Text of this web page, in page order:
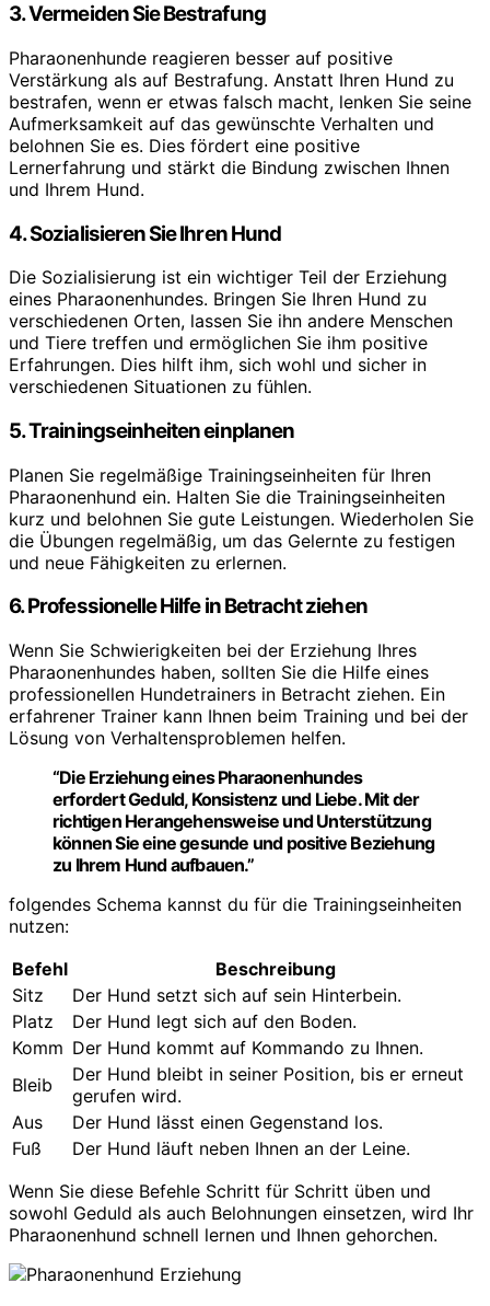
3. Vermeiden Sie Bestrafung
Pharaonenhunde reagieren besser auf positive
Verstärkung als auf Bestrafung. Anstatt Ihren Hund zu
bestrafen, wenn er etwas falsch macht, lenken Sie seine
Aufmerksamkeit auf das gewünschte Verhalten und
belohnen Sie es. Dies fördert eine positive
Lernerfahrung und stärkt die Bindung zwischen Ihnen
und Ihrem Hund.
4. Sozialisieren Sie Ihren Hund
Die Sozialisierung ist ein wichtiger Teil der Erziehung
eines Pharaonenhundes. Bringen Sie Ihren Hund zu
verschiedenen Orten, lassen Sie ihn andere Menschen
und Tiere treffen und ermöglichen Sie ihm positive
Erfahrungen. Dies hilft ihm, sich wohl und sicher in
verschiedenen Situationen zu fühlen.
5. Trainingseinheiten einplanen
Planen Sie regelmäßige Trainingseinheiten für Ihren
Pharaonenhund ein. Halten Sie die Trainingseinheiten
kurz und belohnen Sie gute Leistungen. Wiederholen Sie
die Übungen regelmäßig, um das Gelernte zu festigen
und neue Fähigkeiten zu erlernen.
6. Professionelle Hilfe in Betracht ziehen
Wenn Sie Schwierigkeiten bei der Erziehung Ihres
Pharaonenhundes haben, sollten Sie die Hilfe eines
professionellen Hundetrainers in Betracht ziehen. Ein
erfahrener Trainer kann Ihnen beim Training und bei der
Lösung von Verhaltensproblemen helfen.
“Die Erziehung eines Pharaonenhundes
erfordert Geduld, Konsistenz und Liebe. Mit der
richtigen Herangehensweise und Unterstützung
können Sie eine gesunde und positive Beziehung
zu Ihrem Hund aufbauen.”
folgendes Schema kannst du für die Trainingseinheiten
nutzen:
Befehl
Beschreibung
Sitz
Der Hund setzt sich auf sein Hinterbein.
Platz
Der Hund legt sich auf den Boden.
Komm Der Hund kommt auf Kommando zu Ihnen.
Bleib
Der Hund bleibt in seiner Position, bis er erneut
gerufen wird.
Aus
Der Hund lässt einen Gegenstand los.
Fuß
Der Hund läuft neben Ihnen an der Leine.
Wenn Sie diese Befehle Schritt für Schritt üben und
sowohl Geduld als auch Belohnungen einsetzen, wird Ihr
Pharaonenhund schnell lernen und Ihnen gehorchen.